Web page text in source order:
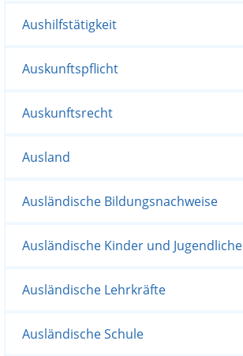
Aushilfstätigkeit
Auskunftspflicht
Auskunftsrecht
Ausland
Ausländische Bildungsnachweise
Ausländische Kinder und Jugendliche
Ausländische Lehrkräfte
Ausländische Schule